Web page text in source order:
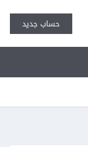
حساب جديد